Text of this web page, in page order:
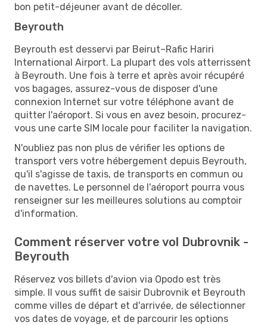
bon petit-déjeuner avant de décoller.
Beyrouth
Beyrouth est desservi par Beirut–Rafic Hariri
International Airport. La plupart des vols atterrissent
à Beyrouth. Une fois à terre et après avoir récupéré
vos bagages, assurez-vous de disposer d'une
connexion Internet sur votre téléphone avant de
quitter l'aéroport. Si vous en avez besoin, procurez-
vous une carte SIM locale pour faciliter la navigation.
N'oubliez pas non plus de vérifier les options de
transport vers votre hébergement depuis Beyrouth,
qu'il s'agisse de taxis, de transports en commun ou
de navettes. Le personnel de l'aéroport pourra vous
renseigner sur les meilleures solutions au comptoir
d'information.
Comment réserver votre vol Dubrovnik -
Beyrouth
Réservez vos billets d'avion via Opodo est très
simple. Il vous suffit de saisir Dubrovnik et Beyrouth
comme villes de départ et d'arrivée, de sélectionner
vos dates de voyage, et de parcourir les options